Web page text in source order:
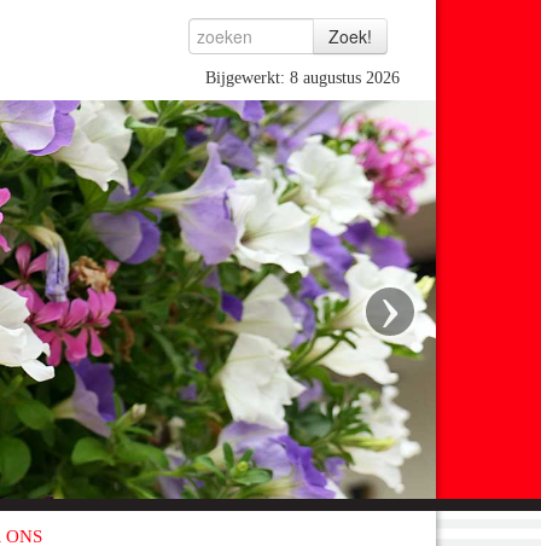
Bijgewerkt: 8 augustus 2026
›
ONS